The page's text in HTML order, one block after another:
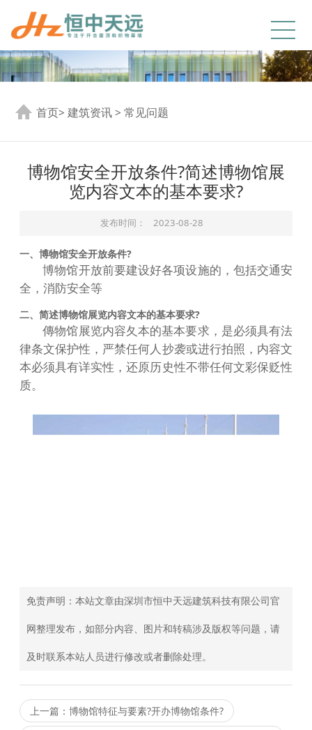
首页>建筑资讯>常见问题
博物馆安全开放条件?简述博物馆展
览内容文本的基本要求?
发布时间： 2023-08-28
一、博物馆安全开放条件?
博物馆开放前要建设好各项设施的，包括交通安
全，消防安全等
二、简述博物馆展览内容文本的基本要求?
傳物馆展览内容夂本的基本要求，是必须具有法
律条文保护性，严禁任何人抄袭或进行拍照，内容文
本必须具有详实性，还原历史性不带任何文彩保贬性
质。
免责声明：本站文章由深圳市恒中天远建筑科技有限公司官
网整理发布，如部分内容、图片和转稿涉及版权等问题，请
及时联系本站人员进行修改或者删除处理。
上一篇：博物馆特征与要素?开办博物馆条件?